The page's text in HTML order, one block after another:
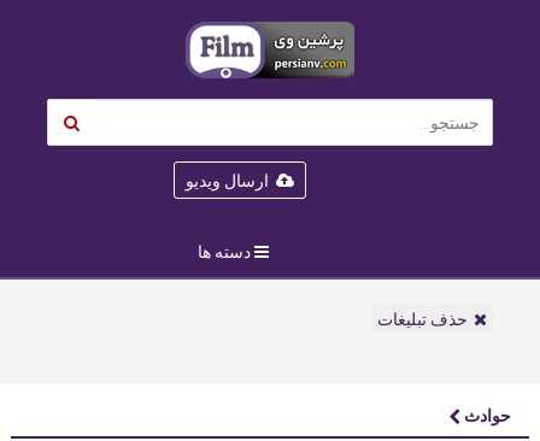
ارسال ویدیو
دسته ها
حذف تبلیغات
حوادث